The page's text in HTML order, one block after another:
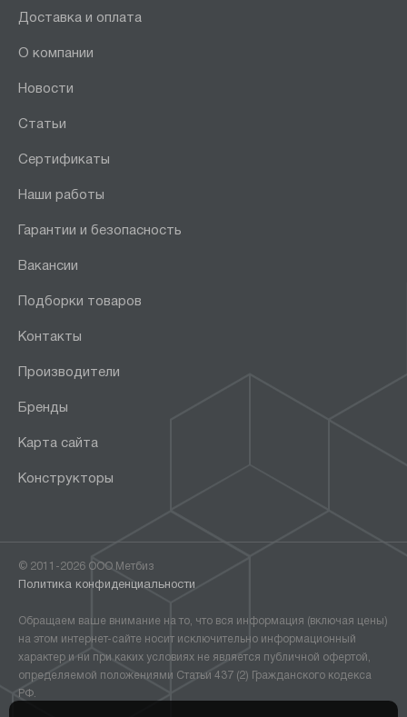
Доставка и оплата
О компании
Новости
Статьи
Сертификаты
Наши работы
Гарантии и безопасность
Вакансии
Подборки товаров
Контакты
Производители
Бренды
Карта сайта
Конструкторы
© 2011-2026 ООО Метбиз
Политика конфиденциальности
Обращаем ваше внимание на то, что вся информация (включая цены)
на этом интернет-сайте носит исключительно информационный
характер и ни при каких условиях не является публичной офертой,
определяемой положениями Статьи 437 (2) Гражданского кодекса
РФ.